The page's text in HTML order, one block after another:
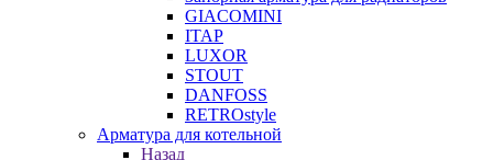
GIACOMINI
ITAP
LUXOR
STOUT
DANFOSS
RETROstyle
Арматура для котельной
Назад